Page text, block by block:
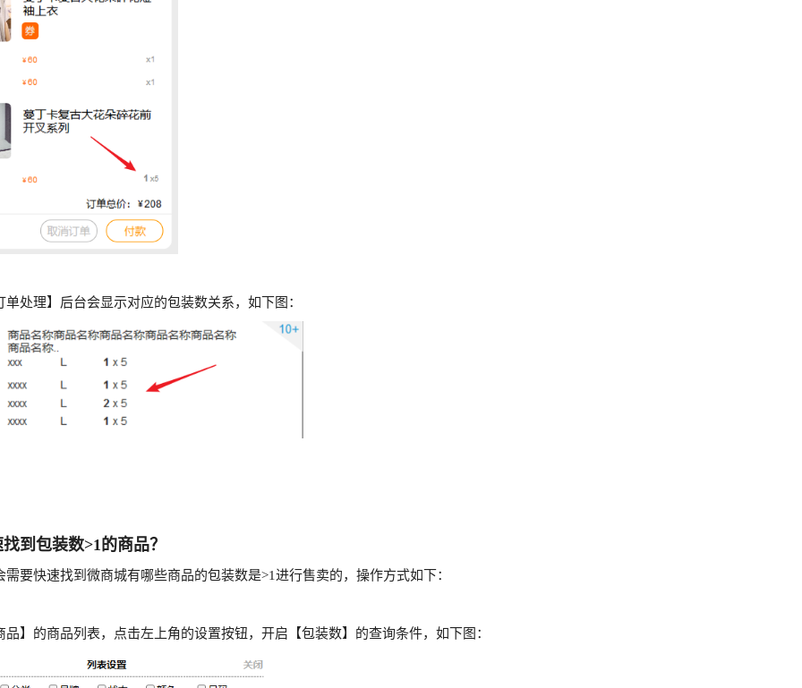
单处理】后台会显示对应的包装数关系，如下图：
到包装数>1的商品？
需要快速找到微商城有哪些商品的包装数是>1进行售卖的，操作方式如下：
品】的商品列表，点击左上角的设置按钮，开启【包装数】的查询条件，如下图：